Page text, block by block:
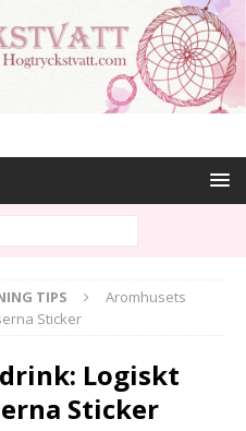
TIPS
Aromhusets
Sticker
Logiskt
Sticker